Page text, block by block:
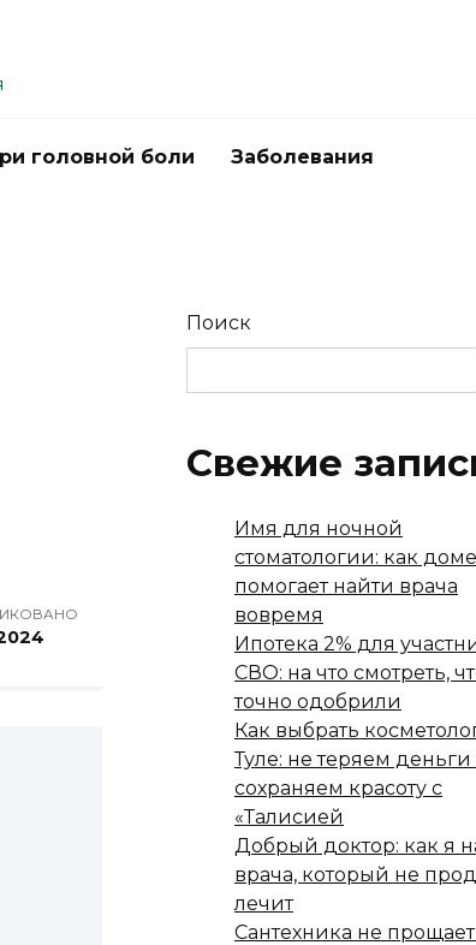
головной боли Заболевания
Поиск
Свежие
Имя для ночной
стоматологии: как
помогает найти врача
вовремя
Ипотека 2% для
СВО: на что смотреть,
точно одобрили
Как выбрать
Туле: не теряем деньги
сохраняем красоту с
«Талисией
Добрый доктор: как я
врача, который не
лечит
Сантехника не прощает